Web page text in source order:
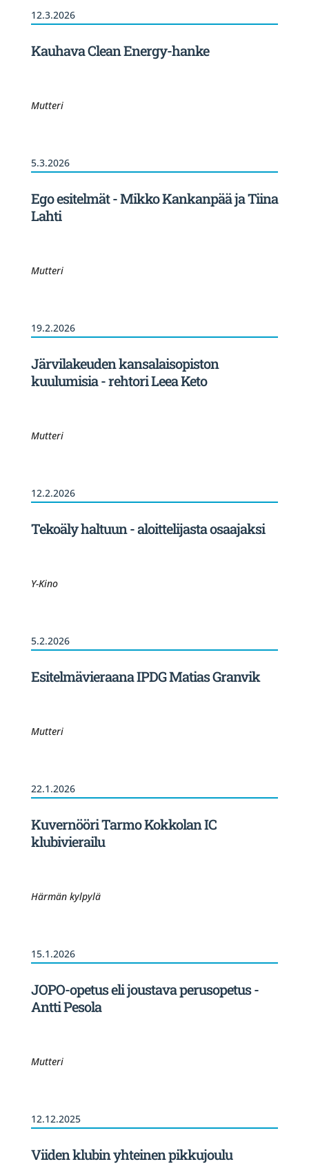
12.3.2026
Kauhava Clean Energy-hanke
Mutteri
5.3.2026
Ego esitelmät - Mikko Kankanpää ja Tiina
Lahti
Mutteri
19.2.2026
Järvilakeuden kansalaisopiston
kuulumisia - rehtori Leea Keto
Mutteri
12.2.2026
Tekoäly haltuun - aloittelijasta osaajaksi
Y-Kino
5.2.2026
Esitelmävieraana IPDG Matias Granvik
Mutteri
22.1.2026
Kuvernööri Tarmo Kokkolan IC
klubivierailu
Härmän kylpylä
15.1.2026
JOPO-opetus eli joustava perusopetus -
Antti Pesola
Mutteri
12.12.2025
Viiden klubin yhteinen pikkujoulu